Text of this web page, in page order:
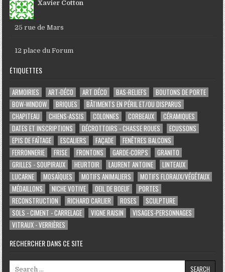
Xavier Cotton
25 rue de Mars
12 place du Forum
ÉTIQUETTES
ARMOIRIES ART-DÉCO ART DÉCO BAS-RELIEFS
BOUTONS DE PORTE
BOW-WINDOW
BRIQUES
BÂTIMENTS EN PÉRIL ET/OU DISPARUS
CHAPITEAU
CHIENS-ASSIS COLONNES CORBEAUX
CÉRAMIQUES
DATES ET INSCRIPTIONS
DÉCROTTOIRS - CHASSE ROUES
ECUSSONS
EPIS DE FAÎTAGE
ESCALIERS FAÇADE
FENÊTRES BALCONS
FERRONNERIE
FRISE FRONTONS GARDE-CORPS
GRANITO
GRILLES - SOUPIRAUX
HEURTOIR LAURENT ANTOINE
LINTEAUX
LUCARNE
MOSAÏQUES MOTIFS ANIMALIERS
MOTIFS FLORAUX/VÉGÉTAUX
MÉDAILLONS
NICHE VOTIVE OEIL DE BOEUF
PORTES
RECONSTRUCTION
RICHARD CARLIER ROSES
SCULPTURE
SOLS - CIMENT - CARRELAGE
VIGNE RAISIN
VISAGES-PERSONNAGES
VITRAUX - VERRIÈRES
RECHERCHER DANS CE SITE